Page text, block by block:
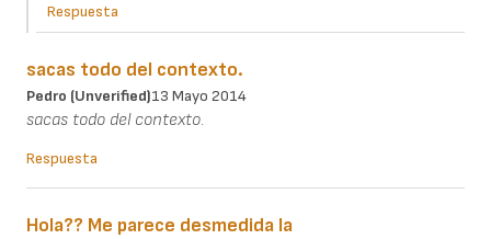
Respuesta
sacas todo del contexto.
Pedro (unverified)13 Mayo 2014
sacas todo del contexto.
Respuesta
Hola?? Me parece desmedida la